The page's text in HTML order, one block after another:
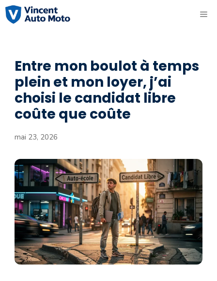
Aller
au
Entre mon boulot à temps
plein et mon loyer, j’ai
choisi le candidat libre
coûte que coûte
mai 23, 2026